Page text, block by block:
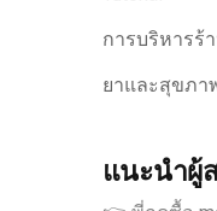
การบริหารร้
ยาและสุขภา
แนะนำ